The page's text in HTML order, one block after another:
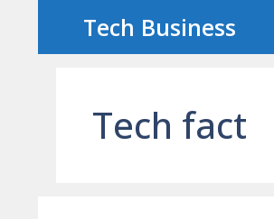
Tech Business
Tech fact